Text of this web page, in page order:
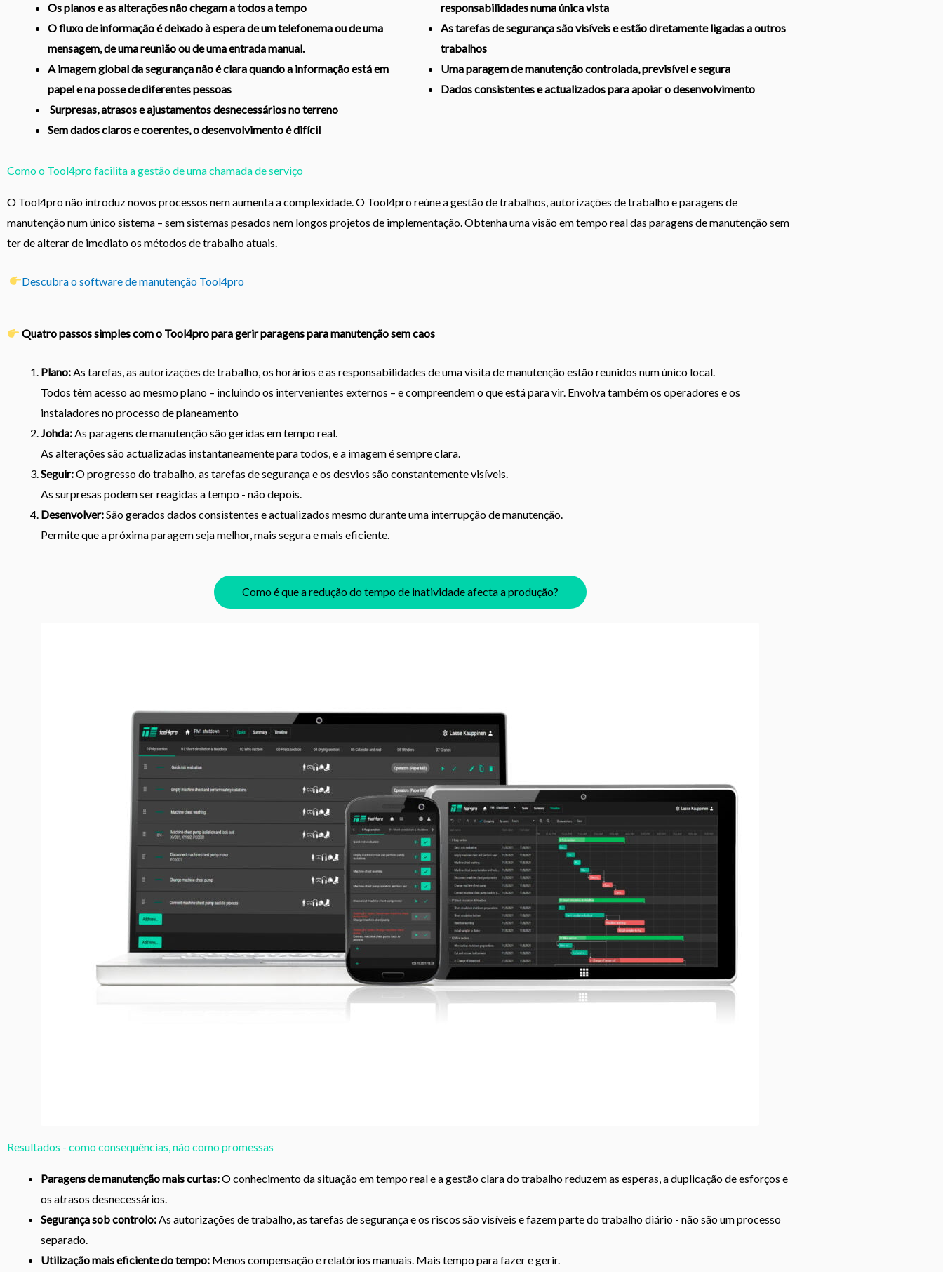
Os planos e as alterações não chegam a todos a tempo
O fluxo de informação é deixado à espera de um telefonema ou de uma
mensagem, de uma reunião ou de uma entrada manual.
A imagem global da segurança não é clara quando a informação está em
papel e na posse de diferentes pessoas
Surpresas, atrasos e ajustamentos desnecessários no terreno
Sem dados claros e coerentes, o desenvolvimento é difícil
responsabilidades numa única vista
As tarefas de segurança são visíveis e estão diretamente ligadas a outros
trabalhos
Uma paragem de manutenção controlada, previsível e segura
Dados consistentes e actualizados para apoiar o desenvolvimento
Como o Tool4pro facilita a gestão de uma chamada de serviço
O Tool4pro não introduz novos processos nem aumenta a complexidade. O Tool4pro reúne a gestão de trabalhos, autorizações de trabalho e paragens de
manutenção num único sistema – sem sistemas pesados nem longos projetos de implementação. Obtenha uma visão em tempo real das paragens de manutenção sem
ter de alterar de imediato os métodos de trabalho atuais.
Descubra o software de manutenção Tool4pro
Quatro passos simples com o Tool4pro para gerir paragens para manutenção sem caos
Plano: As tarefas, as autorizações de trabalho, os horários e as responsabilidades de uma visita de manutenção estão reunidos num único local.
Todos têm acesso ao mesmo plano – incluindo os intervenientes externos – e compreendem o que está para vir. Envolva também os operadores e os
instaladores no processo de planeamento
Johda: As paragens de manutenção são geridas em tempo real.
As alterações são actualizadas instantaneamente para todos, e a imagem é sempre clara.
Seguir:O progresso do trabalho, as tarefas de segurança e os desvios são constantemente visíveis.
As surpresas podem ser reagidas a tempo - não depois.
Desenvolver:São gerados dados consistentes e actualizados mesmo durante uma interrupção de manutenção.
Permite que a próxima paragem seja melhor, mais segura e mais eficiente.
Como é que a redução do tempo de inatividade afecta a produção?
Resultados - como consequências, não como promessas
Paragens de manutenção mais curtas:O conhecimento da situação em tempo real e a gestão clara do trabalho reduzem as esperas, a duplicação de esforços e
os atrasos desnecessários.
Segurança sob controlo: As autorizações de trabalho, as tarefas de segurança e os riscos são visíveis e fazem parte do trabalho diário - não são um processo
separado.
Utilização mais eficiente do tempo: Menos compensação e relatórios manuais. Mais tempo para fazer e gerir.